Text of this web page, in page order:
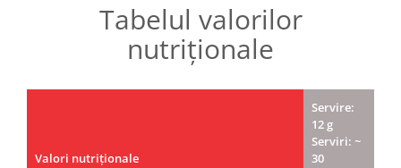
Tabelul valorilor
nutriționale
Valori nutriționale
Servire:
12 g
Serviri: ~
30